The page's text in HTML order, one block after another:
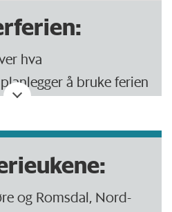
hva
å bruke ferien
former for ferie:
og Romsdal, Nord-